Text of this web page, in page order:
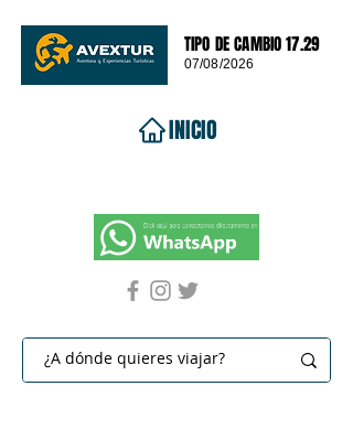
TIPO DE CAMBIO 17.29
07/08/2026
INICIO